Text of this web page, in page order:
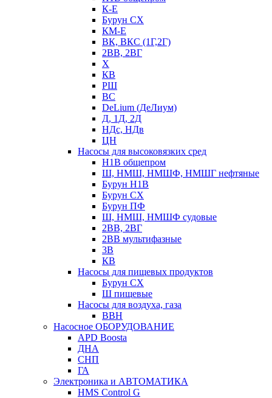
К-Е
Бурун СХ
КМ-Е
ВК, ВКС (1Г,2Г)
2ВВ, 2ВГ
Х
КВ
РШ
ВС
DeLium (ДеЛиум)
Д, 1Д, 2Д
НДс, НДв
ЦН
Насосы для высоковязких сред
Н1В общепром
Ш, НМШ, НМШФ, НМШГ нефтяные
Бурун Н1В
Бурун СХ
Бурун ПФ
Ш, НМШ, НМШФ судовые
2ВВ, 2ВГ
2ВВ мультифазные
3В
КВ
Насосы для пищевых продуктов
Бурун СХ
Ш пищевые
Насосы для воздуха, газа
ВВН
Насосное ОБОРУДОВАНИЕ
APD Boosta
ДНА
СНП
ГА
Электроника и АВТОМАТИКА
HMS Control G